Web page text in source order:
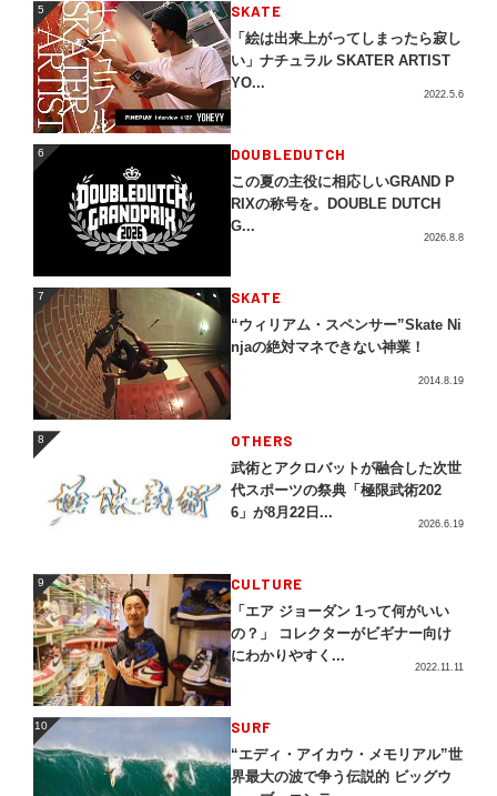
5 SKATE
「絵は出来上がってしまったら寂し
い」ナチュラル SKATER ARTIST
YO...
2022.5.6
6 DOUBLEDUTCH
この夏の主役に相応しいGRAND P
RIXの称号を。DOUBLE DUTCH
G...
2026.8.8
7 SKATE
“ウィリアム・スペンサー”Skate Ni
njaの絶対マネできない神業！
2014.8.19
8 OTHERS
武術とアクロバットが融合した次世
代スポーツの祭典「極限武術202
6」が8月22日...
2026.6.19
9 CULTURE
「エア ジョーダン 1って何がいい
の？」 コレクターがビギナー向け
にわかりやすく...
2022.11.11
10 SURF
“エディ・アイカウ・メモリアル”世
界最大の波で争う伝説的 ビッグウ